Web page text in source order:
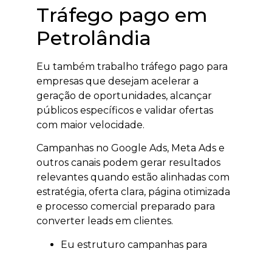
Tráfego pago em
Petrolândia
Eu também trabalho tráfego pago para
empresas que desejam acelerar a
geração de oportunidades, alcançar
públicos específicos e validar ofertas
com maior velocidade.
Campanhas no Google Ads, Meta Ads e
outros canais podem gerar resultados
relevantes quando estão alinhadas com
estratégia, oferta clara, página otimizada
e processo comercial preparado para
converter leads em clientes.
Eu estruturo campanhas para